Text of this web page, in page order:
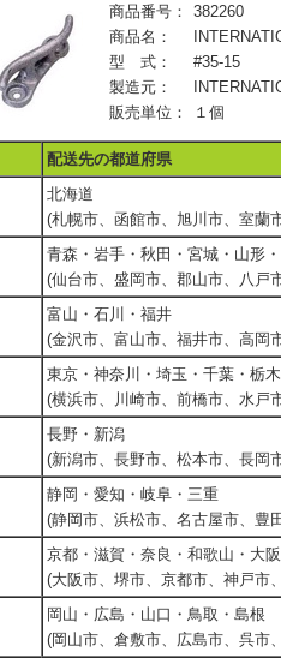
商品番号：
382260
商品名：
型 式：
#35-15
製造元：
販売単位：
１個
配送先の都道府県
北海道
(札幌市、函館市、旭川市、室蘭
青森・岩手・秋田・宮城・山形
(仙台市、盛岡市、郡山市、八戸
富山・石川・福井
(金沢市、富山市、福井市、高岡
東京・神奈川・埼玉・千葉・栃
(横浜市、川崎市、前橋市、水戸
長野・新潟
(新潟市、長野市、松本市、長岡
静岡・愛知・岐阜・三重
(静岡市、浜松市、名古屋市、豊
京都・滋賀・奈良・和歌山・大
(大阪市、堺市、京都市、神戸市
岡山・広島・山口・鳥取・島根
(岡山市、倉敷市、広島市、呉市